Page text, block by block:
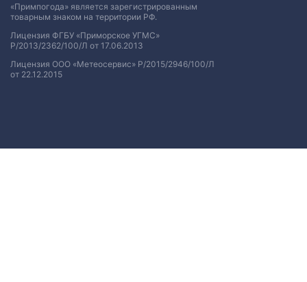
«Примпогода» является зарегистрированным
товарным знаком на территории РФ.
Лицензия ФГБУ «Приморское УГМС»
Р/2013/2362/100/Л от 17.06.2013
Лицензия ООО «Метеосервис» Р/2015/2946/100/Л
от 22.12.2015